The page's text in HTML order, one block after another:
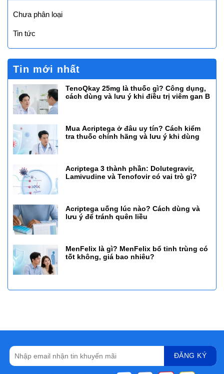
Chưa phân loại
Tin tức
Tin mới nhất
TenoQkay 25mg là thuốc gì? Công dụng,
cách dùng và lưu ý khi điều trị viêm gan B
Mua Acriptega ở đâu uy tín? Cách kiểm
tra thuốc chính hãng và lưu ý khi dùng
Acriptega 3 thành phần: Dolutegravir,
Lamivudine và Tenofovir có vai trò gì?
Acriptega uống lúc nào? Cách dùng và
lưu ý để tránh quên liều
MenFelix là gì? MenFelix bổ tinh trùng có
tốt không, giá bao nhiêu?